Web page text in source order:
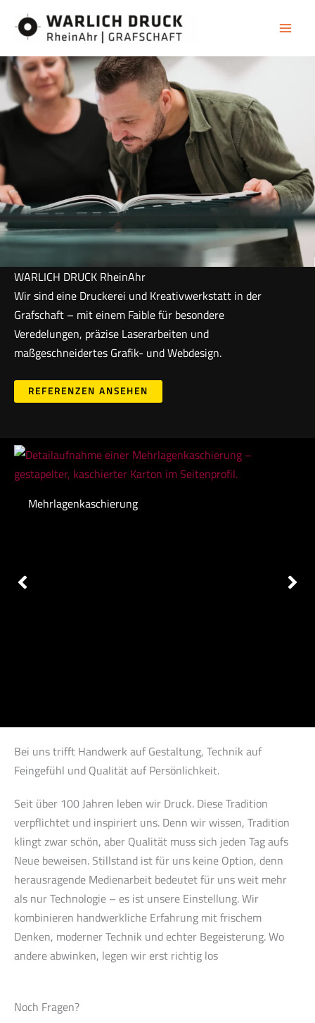
Inhalt
WARLICH DRUCK RheinAhr
Wir sind eine Druckerei und Kreativwerkstatt in der
Grafschaft – mit einem Faible für besondere
Veredelungen, präzise Laserarbeiten und
maßgeschneidertes Grafik- und Webdesign.
REFERENZEN ANSEHEN
Mehrlagenkaschierung
Bei uns trifft Handwerk auf Gestaltung, Technik auf
Feingefühl und Qualität auf Persönlichkeit.
Seit über 100 Jahren leben wir Druck. Diese Tradition
verpflichtet und inspiriert uns. Denn wir wissen, Tradition
klingt zwar schön, aber Qualität muss sich jeden Tag aufs
Neue beweisen. Stillstand ist für uns keine Option, denn
herausragende Medienarbeit bedeutet für uns weit mehr
als nur Technologie – es ist unsere Einstellung. Wir
kombinieren handwerkliche Erfahrung mit frischem
Denken, moderner Technik und echter Begeisterung. Wo
andere abwinken, legen wir erst richtig los
Noch Fragen?